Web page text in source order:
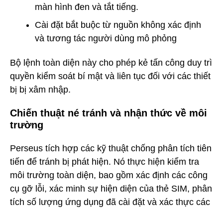
màn hình đen và tắt tiếng.
Cài đặt bắt buộc từ nguồn không xác định
và tương tác người dùng mô phỏng
Bộ lệnh toàn diện này cho phép kẻ tấn công duy trì
quyền kiểm soát bí mật và liên tục đối với các thiết
bị bị xâm nhập.
Chiến thuật né tránh và nhận thức về môi
trường
Perseus tích hợp các kỹ thuật chống phân tích tiên
tiến để tránh bị phát hiện. Nó thực hiện kiểm tra
môi trường toàn diện, bao gồm xác định các công
cụ gỡ lỗi, xác minh sự hiện diện của thẻ SIM, phân
tích số lượng ứng dụng đã cài đặt và xác thực các